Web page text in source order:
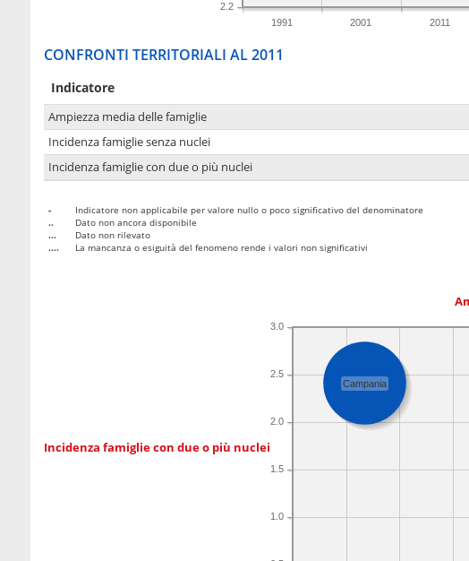
1991 2001 2011
2.2
CONFRONTI TERRITORIALI AL 2011
Indicatore
Ampiezza media delle famiglie
Incidenza famiglie senza nuclei
Incidenza famiglie con due o più nuclei
-
Indicatore non applicabile per valore nullo o poco significativo del denominatore
..
Dato non ancora disponibile
...
Dato non rilevato
....
La mancanza o esiguità del fenomeno rende i valori non significativi
Incidenza famiglie con due o più nuclei
1.0
1.5
2.0
2.5
3.0
Campania